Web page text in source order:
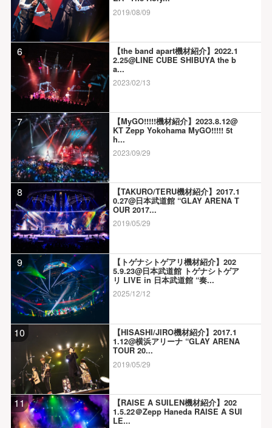
2019/08/09
6
【the band apart機材紹介】2022.1
2.25@LINE CUBE SHIBUYA the b
a...
2023/02/13
7
【MyGO!!!!!機材紹介】2023.8.12@
KT Zepp Yokohama MyGO!!!!! 5t
h...
2023/09/29
8
【TAKURO/TERU機材紹介】2017.1
0.27@日本武道館 “GLAY ARENA T
OUR 2017...
2019/05/29
9
【トゲナシトゲアリ機材紹介】202
5.9.23@日本武道館 トゲナシトゲア
リ LIVE in 日本武道館 “奏...
2025/12/12
10
【HISASHI/JIRO機材紹介】2017.1
1.12@横浜アリーナ “GLAY ARENA
TOUR 20...
2019/05/29
11
【RAISE A SUILEN機材紹介】202
1.5.22＠Zepp Haneda RAISE A SUI
LE...